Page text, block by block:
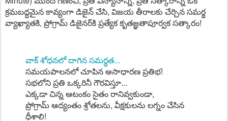
క్రమబద్ధమైన కావ్యంగా డిజైన్ చేసి, విజయ తీరాలకు చేర్చిన సమర్థ
వ్యాఖ్యాతకి, ప్రోగ్రామ్ డిజైనర్‌కి ప్రత్యేక కృతజ్ఞతాపూర్వక సత్కారం!
వాక్ శోధనలో దాగిన సమర్థత...
సమయపాలనలో చూపిన అసాధారణ ప్రతిభ!
సభలోని ప్రతి ఒక్కరినీ గౌరవిస్తూ...
ఎక్కడా చిన్న ఆటంకం సైతం రానివ్వకుండా,
ప్రోగ్రామ్ ఆద్యంతం శ్రోతలను, వీక్షకులను లగ్నం చేసిన
ధీశాలి!